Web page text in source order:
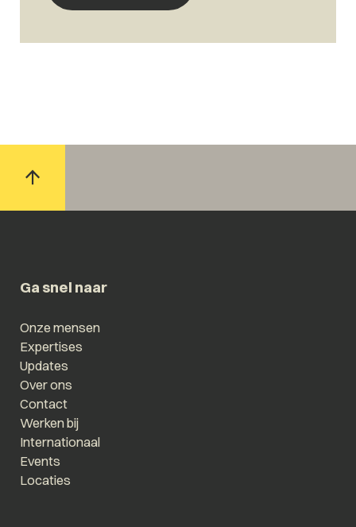
Ga snel naar
Onze mensen
Expertises
Updates
Over ons
Contact
Werken bij
Internationaal
Events
Locaties